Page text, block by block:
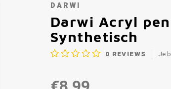
DARWI
Darwi Acryl
Synthetisch
0 REVIEWS Je